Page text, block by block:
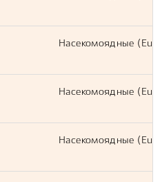
Насекомоядные
Насекомоядные
Насекомоядные